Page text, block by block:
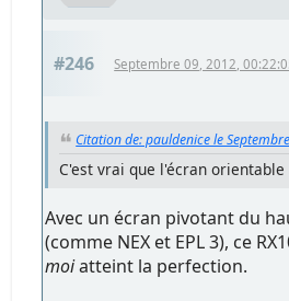
#246 Septembre 09, 2012,
Citation de: pauldenice le
C'est vrai que l'écran
Avec un écran pivotant du
(comme NEX et EPL 3), ce
moiatteint la perfection.